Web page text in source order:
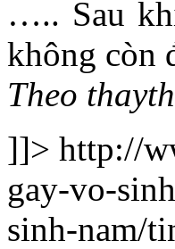
….. Sau
không còn
Theo
]]> http://
gay-vo-
sinh-nam/